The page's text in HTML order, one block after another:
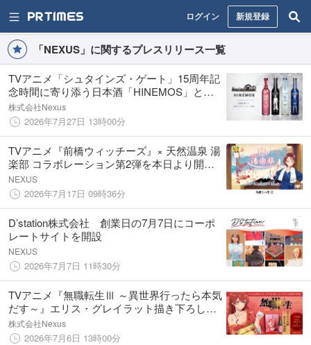
ログイン 新規登録
「NEXUS」に関するプレスリリース一覧
TVアニメ「シュタインズ・ゲート」15周年記
念時間に寄り添う日本酒「HINEMOS」との
コラボレーション日本酒
株式会社Nexus
2026年7月27日 13時00分
TVアニメ『前橋ウィッチーズ』× 天然温泉 湯
楽部 コラボレーション第2弾を本日より開
催！
NEXUS
2026年7月17日 09時36分
D’station株式会社 創業日の7月7日にコーポ
レートサイトを開設
NEXUS
2026年7月7日 11時30分
TVアニメ『無職転生Ⅲ ～異世界行ったら本気
だす～』エリス・グレイラット描き下ろしラ
ベルのコラボ日本酒「純米吟醸 焔麗酔（えり
す）」、予約受付開始！
株式会社Nexus
2026年7月6日 13時00分